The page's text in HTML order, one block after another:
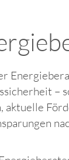
–
aktuelle